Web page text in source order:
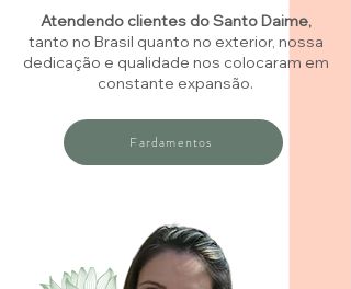
Atendendo clientes do Santo Daime,
tanto no Brasil quanto no exterior, nossa
dedicação e qualidade nos colocaram em
constante expansão.
Fardamentos